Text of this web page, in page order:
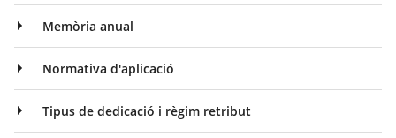
Memòria anual
Normativa d'aplicació
Tipus de dedicació i règim retribut